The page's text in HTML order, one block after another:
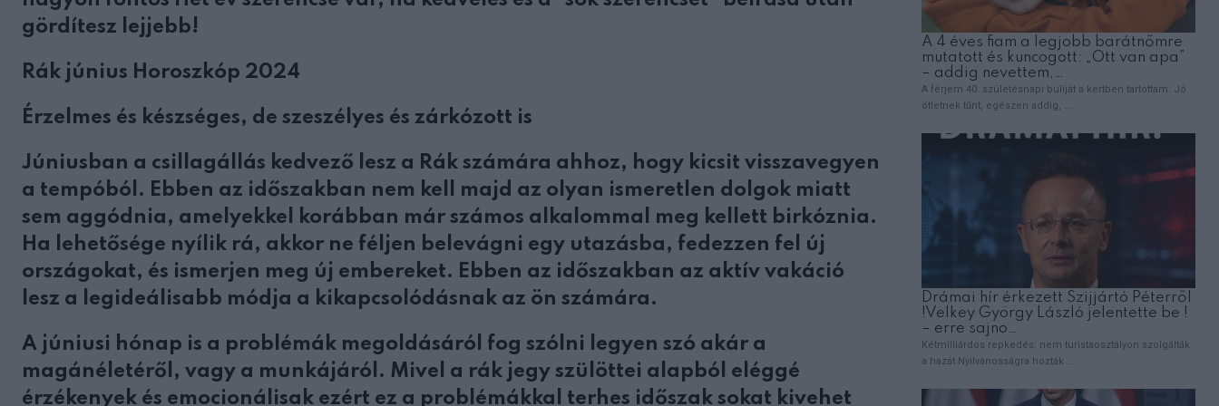
gördítesz lejjebb!
Rák június Horoszkóp 2024
Érzelmes és készséges, de szeszélyes és zárkózott is
Júniusban a csillagállás kedvező lesz a Rák számára ahhoz, hogy kicsit visszavegyen
a tempóból. Ebben az időszakban nem kell majd az olyan ismeretlen dolgok miatt
sem aggódnia, amelyekkel korábban már számos alkalommal meg kellett birkóznia.
Ha lehetősége nyílik rá, akkor ne féljen belevágni egy utazásba, fedezzen fel új
országokat, és ismerjen meg új embereket. Ebben az időszakban az aktív vakáció
lesz a legideálisabb módja a kikapcsolódásnak az ön számára.
A júniusi hónap is a problémák megoldásáról fog szólni legyen szó akár a
magánéletéről, vagy a munkájáról. Mivel a rák jegy szülöttei alapból eléggé
érzékenyek és emocionálisak ezért ez a problémákkal terhes időszak sokat kivehet